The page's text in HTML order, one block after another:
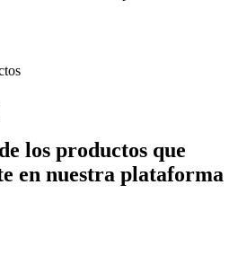
los productos que
en nuestra plataforma